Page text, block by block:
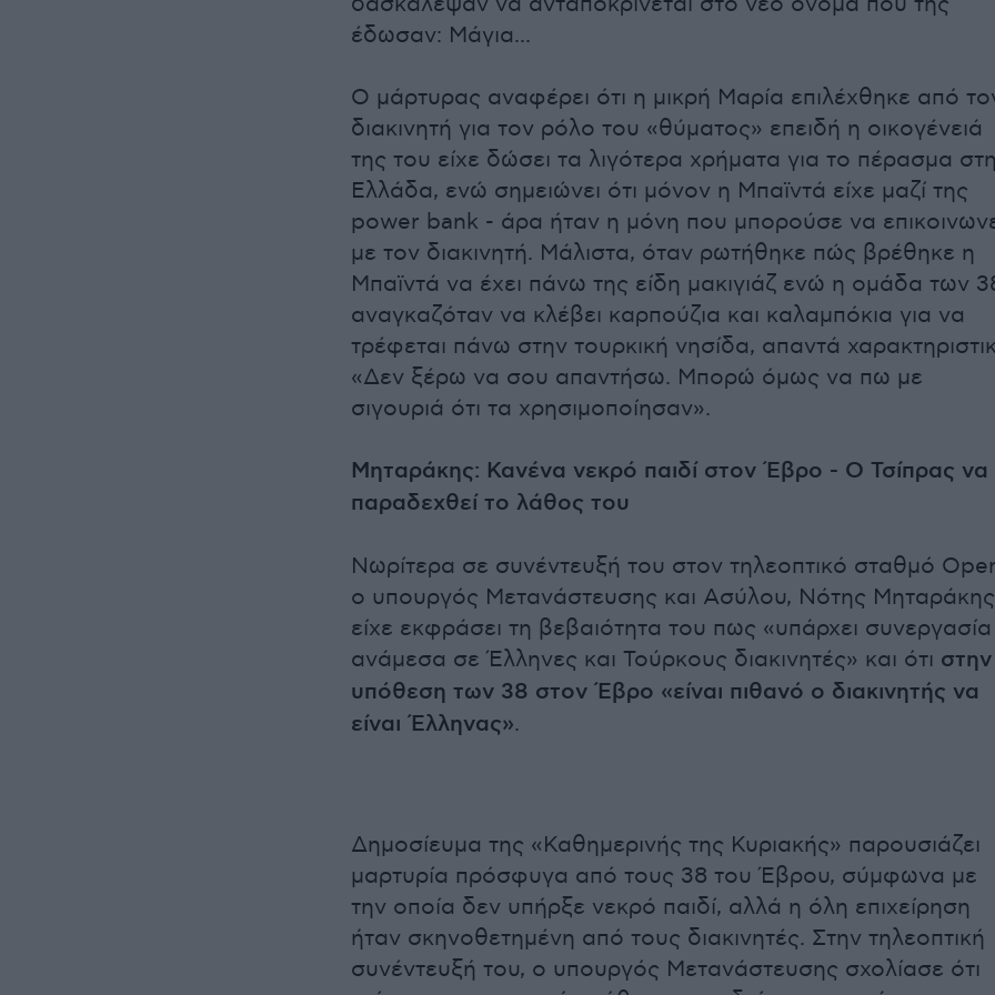
έδωσαν: Μάγια...
Ο μάρτυρας αναφέρει ότι η μικρή Μαρία επιλέχθηκε από
διακινητή για τον ρόλο του «θύματος» επειδή η οικογένειά
της του είχε δώσει τα λιγότερα χρήματα για το πέρασμα
Ελλάδα, ενώ σημειώνει ότι μόνον η Μπαϊντά είχε μαζί της
power bank - άρα ήταν η μόνη που μπορούσε να
με τον διακινητή. Μάλιστα, όταν ρωτήθηκε πώς βρέθηκε η
Μπαϊντά να έχει πάνω της είδη μακιγιάζ ενώ η ομάδα των
αναγκαζόταν να κλέβει καρπούζια και καλαμπόκια για να
τρέφεται πάνω στην τουρκική νησίδα, απαντά
«Δεν ξέρω να σου απαντήσω. Μπορώ όμως να πω με
σιγουριά ότι τα χρησιμοποίησαν».
Μηταράκης: Κανένα νεκρό παιδί στον Έβρο - Ο Τσίπρας να
παραδεχθεί το λάθος του
Νωρίτερα σε συνέντευξή του στον τηλεοπτικό σταθμό
ο υπουργός Μετανάστευσης και Ασύλου, Νότης
είχε εκφράσει τη βεβαιότητα του πως «υπάρχει συνεργασία
ανάμεσα σε Έλληνες και Τούρκους διακινητές» και ότι στην
υπόθεση των 38 στον Έβρο «είναι πιθανό ο διακινητής να
είναι Έλληνας».
Δημοσίευμα της «Καθημερινής της Κυριακής» παρουσιάζει
μαρτυρία πρόσφυγα από τους 38 του Έβρου, σύμφωνα με
την οποία δεν υπήρξε νεκρό παιδί, αλλά η όλη επιχείρηση
ήταν σκηνοθετημένη από τους διακινητές. Στην τηλεοπτική
συνέντευξή του, ο υπουργός Μετανάστευσης σχολίασε ότι